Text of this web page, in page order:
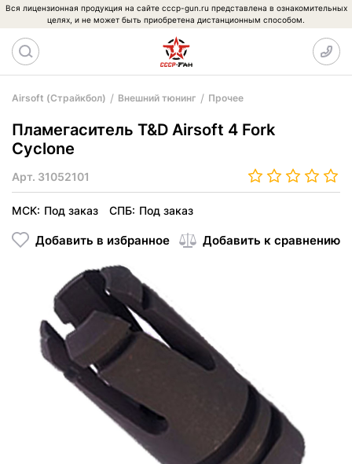
Вся лицензионная продукция на сайте cccp-gun.ru представлена в ознакомительных
целях, и не может быть приобретена дистанционным способом.
Airsoft (Страйкбол) Внешний тюнинг Прочее
Пламегаситель T&D Airsoft 4 Fork
Cyclone
Арт. 31052101
МСК: Под заказ СПБ: Под заказ
Добавить в избранное Добавить к сравнению